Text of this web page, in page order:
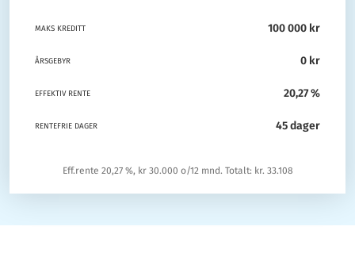
MAKS KREDITT 100 000 kr
ÅRSGEBYR 0 kr
EFFEKTIV RENTE 20,27 %
RENTEFRIE DAGER 45 dager
Eff.rente 20,27 %, kr 30.000 o/12 mnd. Totalt: kr. 33.108